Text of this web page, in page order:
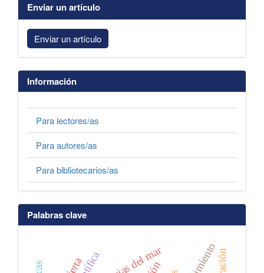
Enviar un artículo
Enviar un artículo
Información
Para lectores/as
Para autores/as
Para bibliotecarios/as
Palabras clave